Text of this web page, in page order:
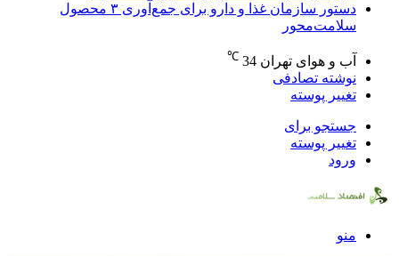
دستور سازمان غذا و دارو برای جمع‌آوری ۳ محصول
سلامت‌محور
آب و هوای تهران 34
℃
نوشته تصادفی
تغییر پوسته
جستجو برای
تغییر پوسته
ورود
منو